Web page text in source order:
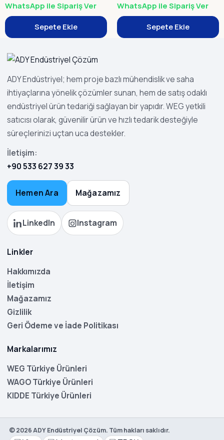
WhatsApp ile Sipariş Ver
Sepete Ekle
WhatsApp ile Sipariş Ver
Sepete Ekle
ADY Endüstriyel; hem proje bazlı mühendislik ve saha
ihtiyaçlarına yönelik çözümler sunan, hem de satış odaklı
endüstriyel ürün tedariği sağlayan bir yapıdır. WEG yetkili
satıcısı olarak, güvenilir ürün ve hızlı tedarik desteğiyle
süreçlerinizi uçtan uca destekler.
İletişim:
+90 533 627 39 33
Hemen Ara Mağazamız
LinkedIn Instagram
Linkler
Hakkımızda
İletişim
Mağazamız
Gizlilik
Geri Ödeme ve İade Politikası
Markalarımız
WEG Türkiye Ürünleri
WAGO Türkiye Ürünleri
KIDDE Türkiye Ürünleri
©2026ADY Endüstriyel Çözüm. Tüm hakları saklıdır.